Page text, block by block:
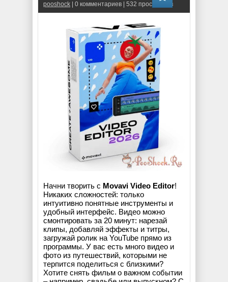
pooshock | 0 комментариев | 532 просмотров
Начни творить с Movavi Video Editor!
Никаких сложностей: только
интуитивно понятные инструменты и
удобный интерфейс. Видео можно
смонтировать за 20 минут: нарезай
клипы, добавляй эффекты и титры,
загружай ролик на YouTube прямо из
программы. У вас есть много видео и
фото из путешествий, которыми не
терпится поделиться с близкими?
Хотите снять фильм о важном событии